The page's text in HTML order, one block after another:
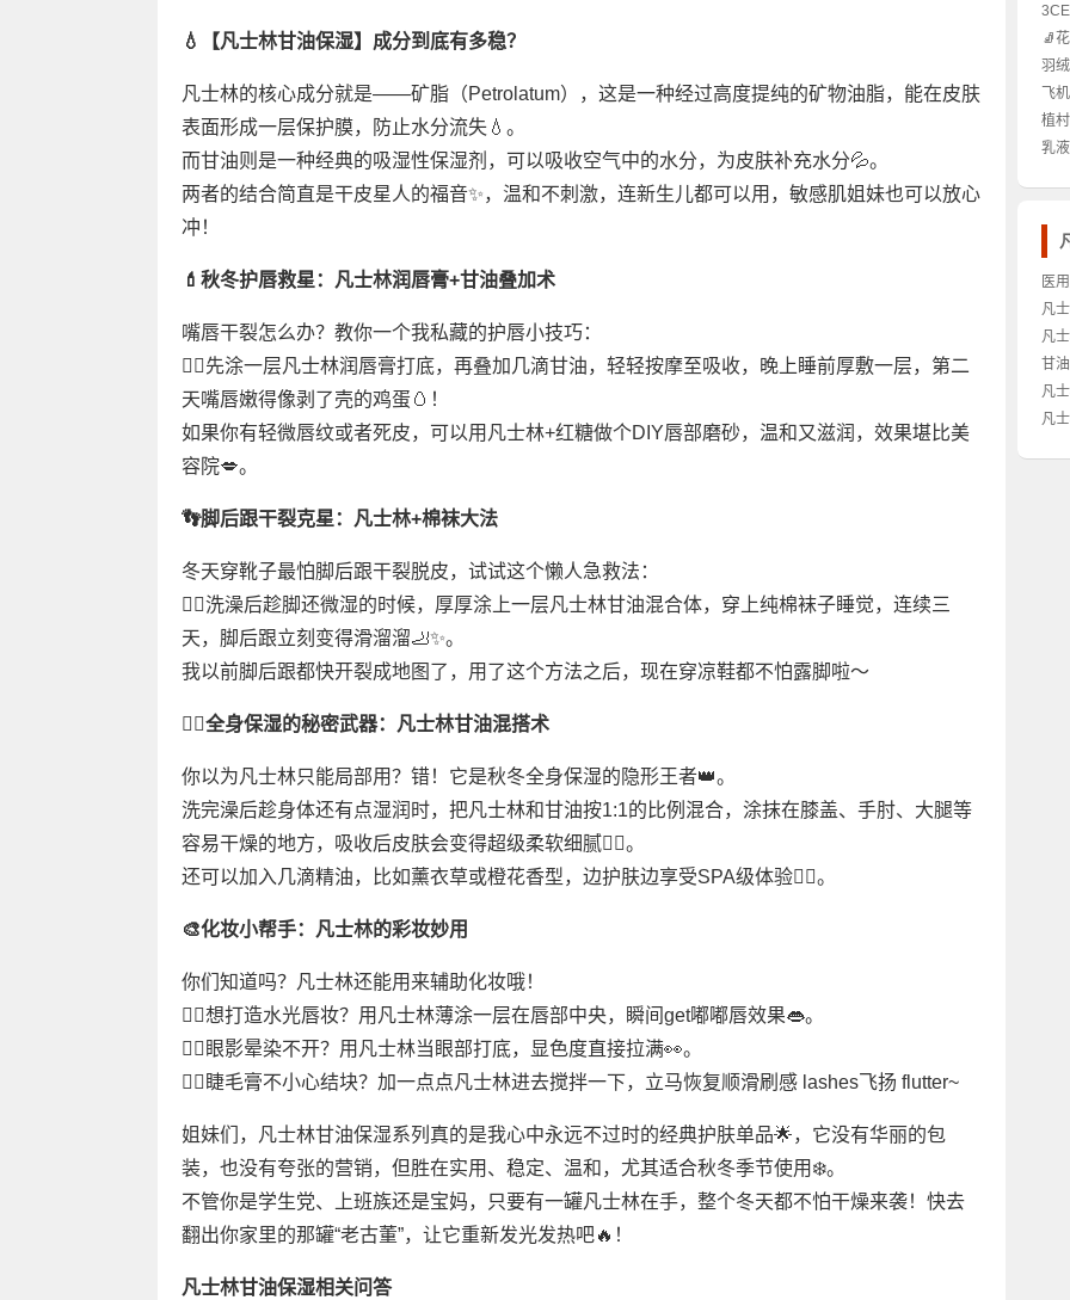
💧【凡士林甘油保湿】成分到底有多稳？
凡士林的核心成分就是——矿脂（Petrolatum），这是一种经过高度提纯的矿物油脂，能在皮肤
表面形成一层保护膜，防止水分流失💧。
而甘油则是一种经典的吸湿性保湿剂，可以吸收空气中的水分，为皮肤补充水分💦。
两者的结合简直是干皮星人的福音✨，温和不刺激，连新生儿都可以用，敏感肌姐妹也可以放心
冲！
💄秋冬护唇救星：凡士林润唇膏+甘油叠加术
嘴唇干裂怎么办？教你一个我私藏的护唇小技巧：
👉🏻先涂一层凡士林润唇膏打底，再叠加几滴甘油，轻轻按摩至吸收，晚上睡前厚敷一层，第二
天嘴唇嫩得像剥了壳的鸡蛋🥚！
如果你有轻微唇纹或者死皮，可以用凡士林+红糖做个DIY唇部磨砂，温和又滋润，效果堪比美
容院💋。
👣脚后跟干裂克星：凡士林+棉袜大法
冬天穿靴子最怕脚后跟干裂脱皮，试试这个懒人急救法：
👉🏻洗澡后趁脚还微湿的时候，厚厚涂上一层凡士林甘油混合体，穿上纯棉袜子睡觉，连续三
天，脚后跟立刻变得滑溜溜🦶✨。
我以前脚后跟都快开裂成地图了，用了这个方法之后，现在穿凉鞋都不怕露脚啦～
🧖‍♀️全身保湿的秘密武器：凡士林甘油混搭术
你以为凡士林只能局部用？错！它是秋冬全身保湿的隐形王者👑。
洗完澡后趁身体还有点湿润时，把凡士林和甘油按1:1的比例混合，涂抹在膝盖、手肘、大腿等
容易干燥的地方，吸收后皮肤会变得超级柔软细腻🧖‍♀️。
还可以加入几滴精油，比如薰衣草或橙花香型，边护肤边享受SPA级体验💆‍♀️。
🎨化妆小帮手：凡士林的彩妆妙用
你们知道吗？凡士林还能用来辅助化妆哦！
👉🏻想打造水光唇妆？用凡士林薄涂一层在唇部中央，瞬间get嘟嘟唇效果👄。
👉🏻眼影晕染不开？用凡士林当眼部打底，显色度直接拉满👀。
👉🏻睫毛膏不小心结块？加一点点凡士林进去搅拌一下，立马恢复顺滑刷感 lashes飞扬 flutter~
姐妹们，凡士林甘油保湿系列真的是我心中永远不过时的经典护肤单品🌟，它没有华丽的包
装，也没有夸张的营销，但胜在实用、稳定、温和，尤其适合秋冬季节使用❄️。
不管你是学生党、上班族还是宝妈，只要有一罐凡士林在手，整个冬天都不怕干燥来袭！快去
翻出你家里的那罐“老古董”，让它重新发光发热吧🔥！
凡士林甘油保湿相关问答
好
👀
🧦
什
心机
羽
瘦
飞
理
植
卸
乳
医
干
凡
修
凡
掉
对
甘
更
选
凡
了
凡